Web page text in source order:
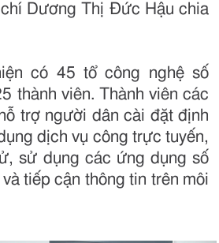
chí Dương Thị Đức Hậu chia
có 45 tổ công nghệ số
thành viên. Thành viên các
trợ người dân cài đặt định
dịch vụ công trực tuyến,
sử dụng các ứng dụng số
tiếp cận thông tin trên môi